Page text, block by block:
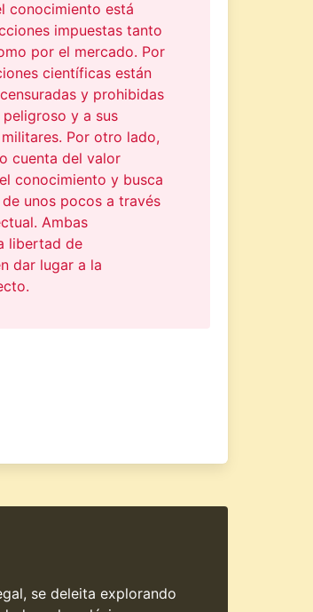
conocimiento está
impuestas tanto
por el mercado. Por
científicas están
y prohibidas
y a sus
Por otro lado,
cuenta del valor
conocimiento y busca
unos pocos a través
Ambas
libertad de
dar lugar a la
se deleita explorando